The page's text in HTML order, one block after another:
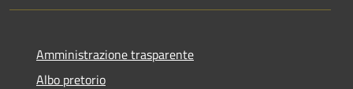
Amministrazione trasparente
Albo pretorio